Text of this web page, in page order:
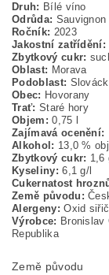
Druh: Bílé víno
Odrůda: Sauvignon
Ročník: 2023
Jakostní zatřídění:
Zbytkový cukr:
Oblast: Morava
Podoblast:
Obec: Hovorany
Trať: Staré hory
Objem:0,75 l
Zajímavá ocenění:
Alkohol: 13,0 %
Zbytkový cukr: 1,6
Kyseliny:6,1 g/l
Cukernatost
Země původu:
Alergeny:Oxid
Výrobce: Bronislav
Republika
Země původu